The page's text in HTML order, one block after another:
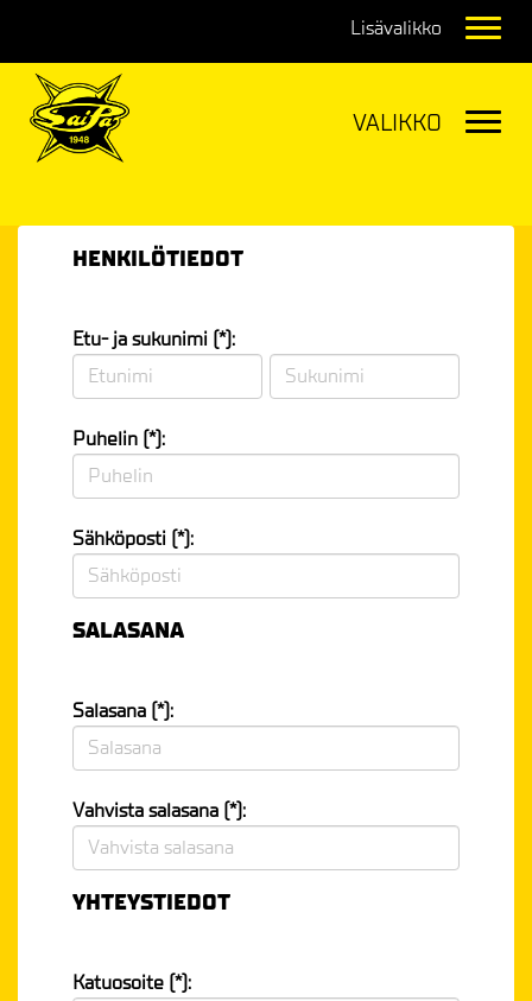
HENKILÖTIEDOT
Etu- ja sukunimi (*):
Puhelin (*):
Sähköposti (*):
SALASANA
Salasana (*):
Vahvista salasana (*):
YHTEYSTIEDOT
Katuosoite (*):